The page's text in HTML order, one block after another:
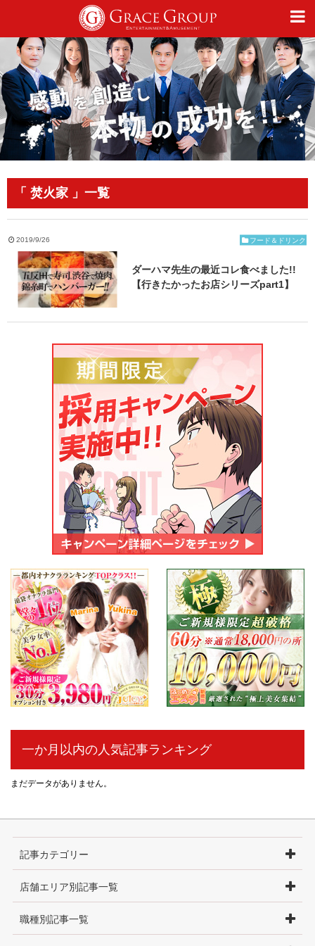
「 焚火家 」一覧
2019/9/26 フード＆ドリンク
ダーハマ先生の最近コレ食べました!!
【行きたかったお店シリーズpart1】
一か月以内の人気記事ランキング
まだデータがありません。
記事カテゴリー
店舗エリア別記事一覧
職種別記事一覧
仕事
趣味
オフィシャルサイト